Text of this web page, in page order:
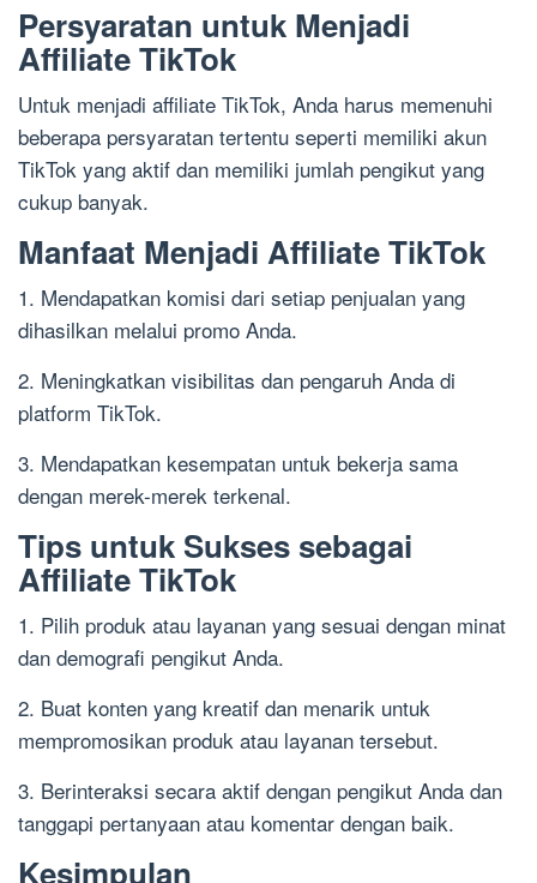
Persyaratan untuk Menjadi
Affiliate TikTok
Untuk menjadi affiliate TikTok, Anda harus memenuhi
beberapa persyaratan tertentu seperti memiliki akun
TikTok yang aktif dan memiliki jumlah pengikut yang
cukup banyak.
Manfaat Menjadi Affiliate TikTok
1. Mendapatkan komisi dari setiap penjualan yang
dihasilkan melalui promo Anda.
2. Meningkatkan visibilitas dan pengaruh Anda di
platform TikTok.
3. Mendapatkan kesempatan untuk bekerja sama
dengan merek-merek terkenal.
Tips untuk Sukses sebagai
Affiliate TikTok
1. Pilih produk atau layanan yang sesuai dengan minat
dan demografi pengikut Anda.
2. Buat konten yang kreatif dan menarik untuk
mempromosikan produk atau layanan tersebut.
3. Berinteraksi secara aktif dengan pengikut Anda dan
tanggapi pertanyaan atau komentar dengan baik.
Kesimpulan